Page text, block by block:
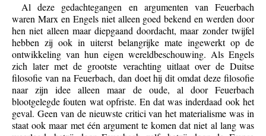
Al deze gedachtegangen en argumenten van Feuerbach
waren Marx en Engels niet alleen goed bekend en werden door
hen niet alleen maar diepgaand doordacht, maar zonder twijfel
hebben zij ook in uiterst belangrijke mate ingewerkt op de
ontwikkeling van hun eigen wereldbeschouwing. Als Engels
zich later met de grootste verachting uitlaat over de Duitse
filosofie van na Feuerbach, dan doet hij dit omdat deze filosofie
naar zijn idee alleen maar de oude, al door Feuerbach
blootgelegde fouten wat opfriste. En dat was inderdaad ook het
geval. Geen van de nieuwste critici van het materialisme was in
staat ook maar met één argument te komen dat niet al lang was